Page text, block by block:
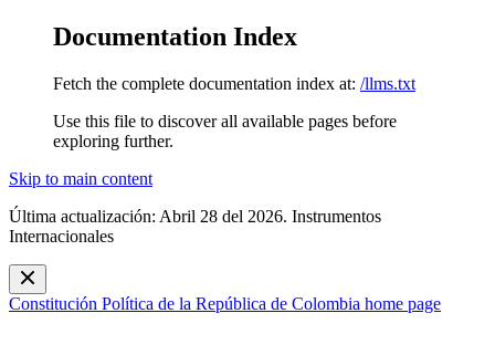
Documentation Index
Fetch the complete documentation index at: /llms.txt
Use this file to discover all available pages before
exploring further.
Skip to main content
Última actualización: Abril 28 del 2026. Instrumentos
Internacionales
Constitución Política de la República de Colombia home page